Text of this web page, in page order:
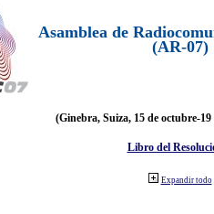
Asamblea de
(AR-07)
(Ginebra, Suiza, 15 de octubre-19
Libro del
Expandir todo